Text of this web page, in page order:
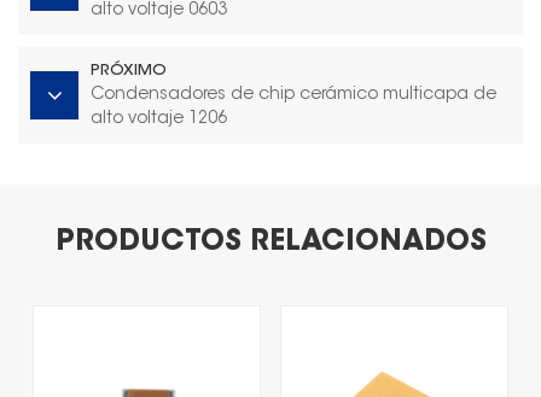
alto voltaje 0603
PRÓXIMO
Condensadores de chip cerámico multicapa de
alto voltaje 1206
PRODUCTOS RELACIONADOS